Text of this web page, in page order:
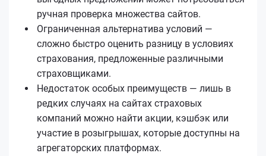
ручная проверка множества сайтов.
Ограниченная альтернатива условий —
сложно быстро оценить разницу в условиях
страхования, предложенные различными
страховщиками.
Недостаток особых преимуществ — лишь в
редких случаях на сайтах страховых
компаний можно найти акции, кэшбэк или
участие в розыгрышах, которые доступны на
агрегаторских платформах.